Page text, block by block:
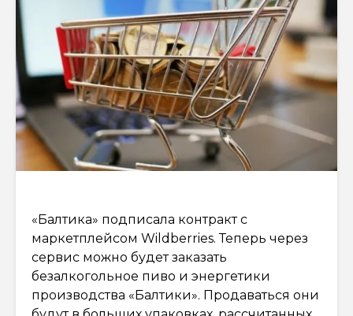
«Балтика» подписала контракт с
маркетплейсом Wildberries. Теперь через
сервис можно будет заказать
безалкогольное пиво и энергетики
производства «Балтики». Продаваться они